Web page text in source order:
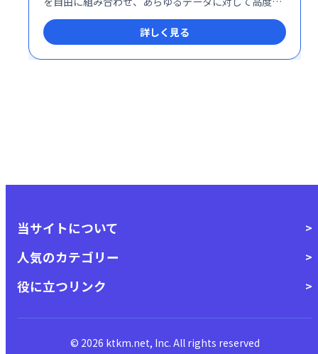
分析や自動化を簡単に構築できます。複雑な作業をシ
ンプルに効率化し、業務の生産性向上に貢献します。
詳しく見る
当サイトについて
人気のカテゴリー
役に立つリンク
© 2026 ktkm.net, Inc. All rights reserved